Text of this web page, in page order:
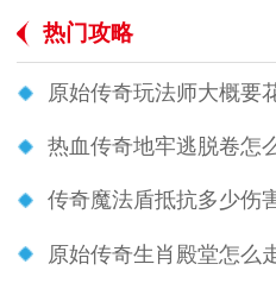
热门攻略
原始传奇玩法师大概要
热血传奇地牢逃脱卷怎
传奇魔法盾抵抗多少伤
原始传奇生肖殿堂怎么